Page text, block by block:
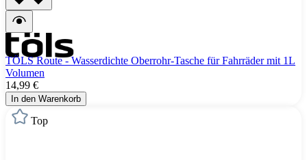
TÖLS Route - Wasserdichte Oberrohr-Tasche für Fahrräder mit 1L
Volumen
14,99 €
In den Warenkorb
Top